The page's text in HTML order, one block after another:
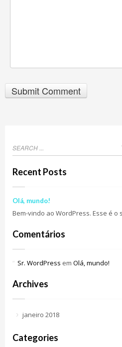
Recent Posts
Olá, mundo!
Bem-vindo ao WordPress. Esse é o
Comentários
Sr. WordPress em Olá, mundo!
Archives
janeiro 2018
Categories